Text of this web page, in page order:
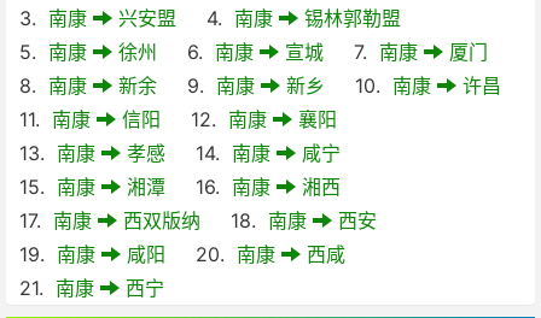
3. 南康 兴安盟 4. 南康
锡林郭勒盟
5. 南康 徐州 6. 南康 宣城 7. 南康
厦门
8. 南康 新余 9. 南康 新乡 10. 南康
许昌
11. 南康 信阳 12. 南康
襄阳
13. 南康 孝感 14. 南康
咸宁
15. 南康 湘潭 16. 南康
湘西
17. 南康 西双版纳 18. 南康
西安
19. 南康 咸阳 20. 南康
西咸
21. 南康 西宁